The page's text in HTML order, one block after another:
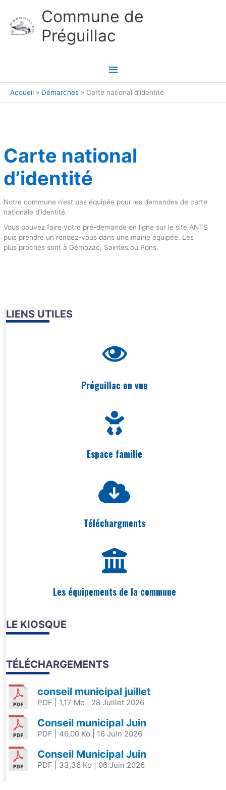
Commune de
Préguillac
Menu
principal
Accueil Démarches Carte national d’identité
Carte national
d’identité
Notre commune n’est pas équipée pour les demandes de carte
nationale d’identité.
Vous pouvez faire votre pré-demande en ligne sur le site ANTS
puis prendre un rendez-vous dans une mairie équipée. Les
plus proches sont à Gémozac, Saintes ou Pons.
LIENS UTILES
Préguillac en vue
Espace famille
Téléchargments
Les équipements de la commune
LE KIOSQUE
TÉLÉCHARGEMENTS
conseil municipal juillet
PDF | 1,17 Mo | 28 Juillet 2026
Conseil municipal Juin
PDF | 46,00 Ko | 16 Juin 2026
Conseil Municipal Juin
PDF | 33,36 Ko | 06 Juin 2026